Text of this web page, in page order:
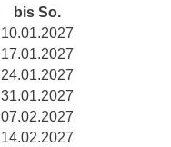
bis So.
10.01.2027
17.01.2027
24.01.2027
31.01.2027
07.02.2027
14.02.2027